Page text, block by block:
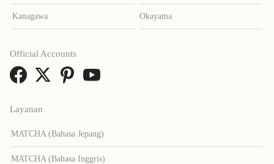
Kanagawa Okayama
Layanan
MATCHA (Bahasa Jepang)
MATCHA (Bahasa Inggris)
Official Accounts